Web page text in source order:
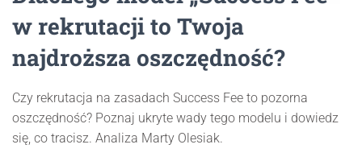
w rekrutacji to Twoja
najdroższa oszczędność?
Czy rekrutacja na zasadach Success Fee to pozorna
oszczędność? Poznaj ukryte wady tego modelu i dowiedz
się, co tracisz. Analiza Marty Olesiak.